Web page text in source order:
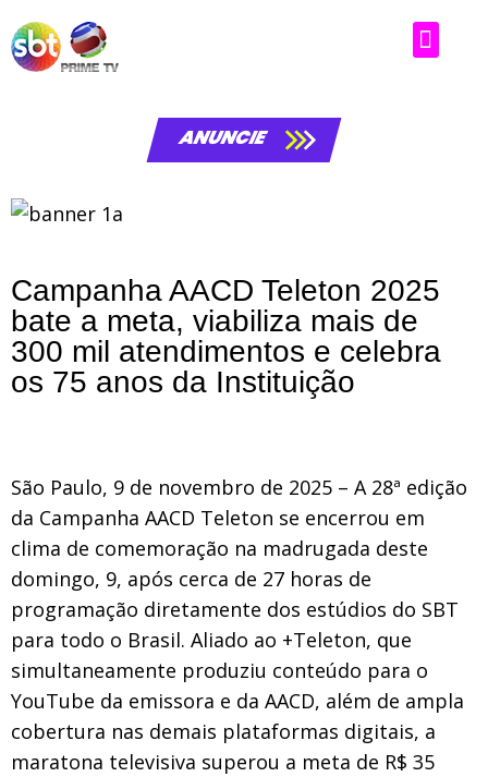
ANUNCIE
Campanha AACD Teleton 2025
bate a meta, viabiliza mais de
300 mil atendimentos e celebra
os 75 anos da Instituição
São Paulo, 9 de novembro de 2025 – A 28ª edição
da Campanha AACD Teleton se encerrou em
clima de comemoração na madrugada deste
domingo, 9, após cerca de 27 horas de
programação diretamente dos estúdios do SBT
para todo o Brasil. Aliado ao +Teleton, que
simultaneamente produziu conteúdo para o
YouTube da emissora e da AACD, além de ampla
cobertura nas demais plataformas digitais, a
maratona televisiva superou a meta de R$ 35